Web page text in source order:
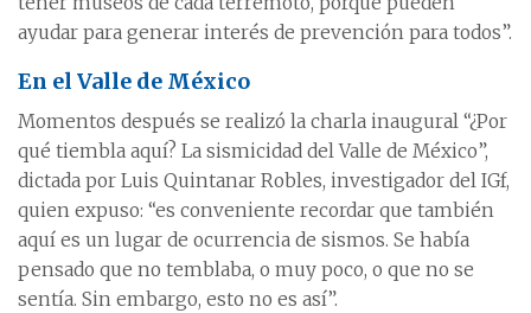
ayudar para generar interés de prevención para todos”.
En el Valle de México
Momentos después se realizó la charla inaugural “¿Por
qué tiembla aquí? La sismicidad del Valle de México”,
dictada por Luis Quintanar Robles, investigador del IGf,
quien expuso: “es conveniente recordar que también
aquí es un lugar de ocurrencia de sismos. Se había
pensado que no temblaba, o muy poco, o que no se
sentía. Sin embargo, esto no es así”.